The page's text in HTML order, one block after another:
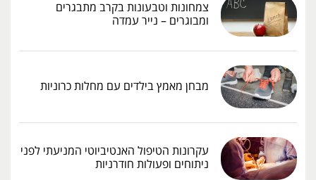
צמחונות וטבעונות בקרב מתבגרים
ומבוגרים – נייר עמדה
מבחן מאמץ בילדים עם מחלות כרוניות
עקרונות הטיפול האנטיביוטי המניעתי לפני
ניתוחים ופעולות חודרניות